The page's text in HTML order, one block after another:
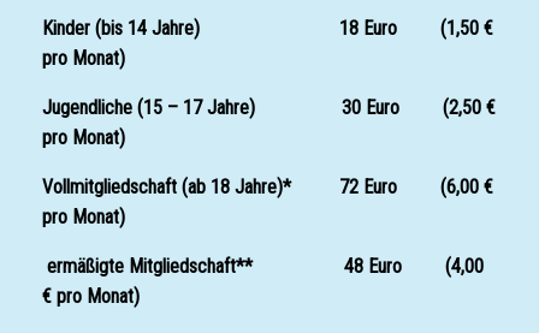
Kinder (bis 14 Jahre) 18 Euro (1,50 €
pro Monat)
Jugendliche (15 – 17 Jahre) 30 Euro (2,50 €
pro Monat)
Vollmitgliedschaft (ab 18 Jahre)* 72 Euro (6,00 €
pro Monat)
ermäßigte Mitgliedschaft** 48 Euro (4,00
€ pro Monat)